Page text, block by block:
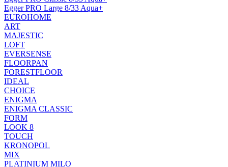
Egger PRO Large 8/33 Aqua+
EUROHOME
ART
MAJESTIC
LOFT
EVERSENSE
FLOORPAN
FORESTFLOOR
IDEAL
CHOICE
ENIGMA
ENIGMA CLASSIC
FORM
LOOK 8
TOUCH
KRONOPOL
MIX
PLATINIUM MILO